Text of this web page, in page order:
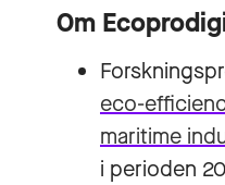
Om
eco-
maritime
i perioden